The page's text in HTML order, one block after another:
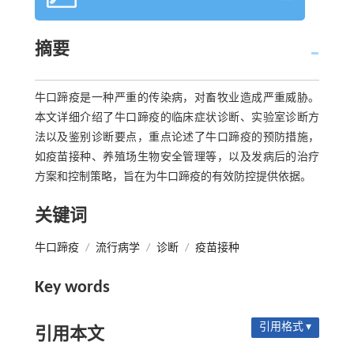
摘要
牛口蹄疫是一种严重的传染病，对畜牧业造成严重威胁。
本文详细介绍了牛口蹄疫的临床症状诊断、实验室诊断方
法以及鉴别诊断要点，重点论述了牛口蹄疫的预防措施，
如疫苗接种、养殖场生物安全管理等，以及发病后的治疗
方案和控制策略，旨在为牛口蹄疫的有效防控提供依据。
关键词
牛口蹄疫 / 流行病学 / 诊断 / 疫苗接种
Key words
引用本文 引用格式 ▾